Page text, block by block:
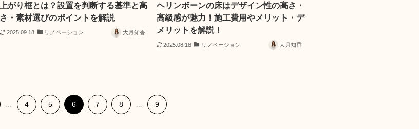
上がり框とは？設置を判断する基準と高
さ・素材選びのポイントを解説
2025.09.18 リノベーション 大月知香
ヘリンボーンの床はデザイン性の高さ・
高級感が魅力！施工費用やメリット・デ
メリットを解説！
2025.08.18 リノベーション 大月知香
4 5 6 7 8 9